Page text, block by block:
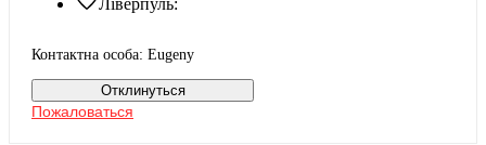
Контактна особа: Eugeny
Отклинуться
Пожаловаться